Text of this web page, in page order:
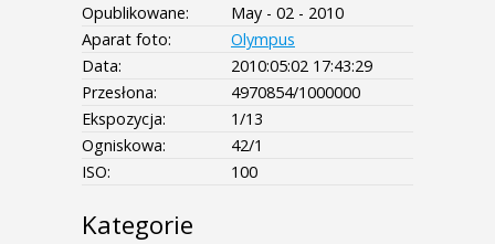
Opublikowane:
May - 02 - 2010
Aparat foto:
Olympus
Data:
2010:05:02 17:43:29
Przesłona:
4970854/1000000
Ekspozycja:
1/13
Ogniskowa:
42/1
ISO:
100
Kategorie